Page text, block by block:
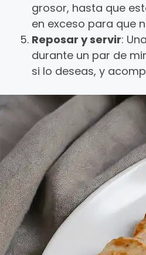
grosor, hasta que
en exceso para que
Reposar y servir:
durante un par de
si lo deseas, y